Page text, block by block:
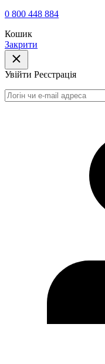
0 800 448 884
Кошик
Закрити
Увійти Реєстрація